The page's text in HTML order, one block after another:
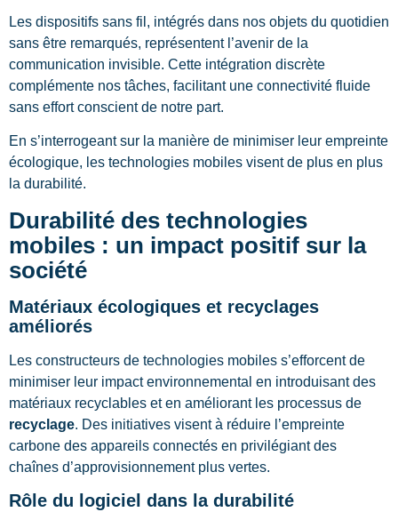
Les dispositifs sans fil, intégrés dans nos objets du quotidien
sans être remarqués, représentent l’avenir de la
communication invisible. Cette intégration discrète
complémente nos tâches, facilitant une connectivité fluide
sans effort conscient de notre part.
En s’interrogeant sur la manière de minimiser leur empreinte
écologique, les technologies mobiles visent de plus en plus
la durabilité.
Durabilité des technologies
mobiles : un impact positif sur la
société
Matériaux écologiques et recyclages
améliorés
Les constructeurs de technologies mobiles s’efforcent de
minimiser leur impact environnemental en introduisant des
matériaux recyclables et en améliorant les processus de
recyclage. Des initiatives visent à réduire l’empreinte
carbone des appareils connectés en privilégiant des
chaînes d’approvisionnement plus vertes.
Rôle du logiciel dans la durabilité